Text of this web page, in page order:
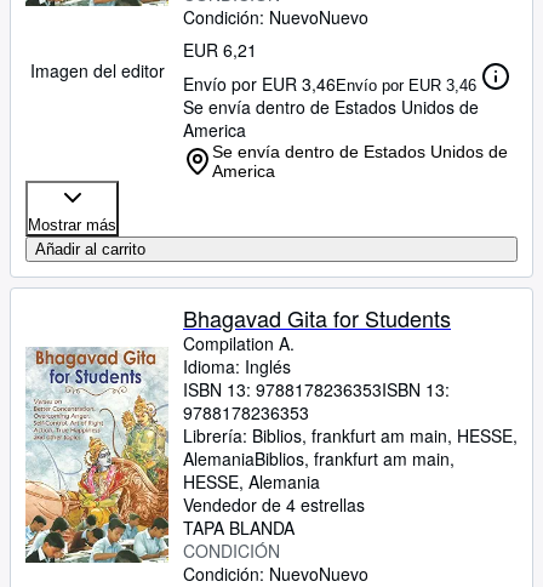
Imagen del editor
Condición: NuevoNuevo
EUR 6,21
Envío por EUR 3,46Envío por EUR 3,46
Se envía dentro de Estados Unidos de
America
Se envía dentro de Estados Unidos de
America
Mostrar más
Añadir al carrito
Bhagavad Gita for Students
Compilation A.
Idioma: Inglés
ISBN 13: 9788178236353ISBN 13:
9788178236353
Librería: Biblios, frankfurt am main, HESSE,
AlemaniaBiblios, frankfurt am main,
HESSE, Alemania
Vendedor de 4 estrellas
TAPA BLANDA
CONDICIÓN
Condición: NuevoNuevo